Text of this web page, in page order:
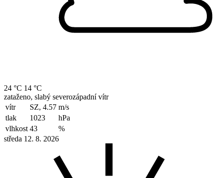
24 °C 14 °C
zataženo, slabý severozápadní vítr
vítr
SZ, 4.57 m/s
tlak
1023
hPa
vlhkost 43
%
středa 12. 8. 2026